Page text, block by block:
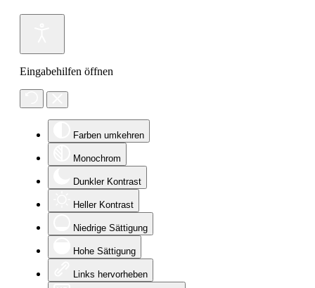
Eingabehilfen öffnen
Farben umkehren
Monochrom
Dunkler Kontrast
Heller Kontrast
Niedrige Sättigung
Hohe Sättigung
Links hervorheben